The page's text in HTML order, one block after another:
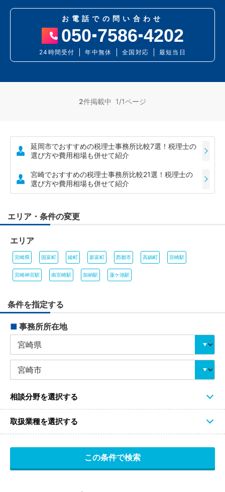
お電話での問い合わせ
050 7586 4202
24時間受付 年中無休 全国対応 最短当日
2件掲載中 1/1ページ
延岡市でおすすめの税理士事務所比較7選！税理士の
選び方や費用相場も併せて紹介
宮崎でおすすめの税理士事務所比較21選！税理士の
選び方や費用相場も併せて紹介
エリア・条件の変更
エリア
宮崎県 国富町 綾町 新富町 西都市 高鍋町 宮崎駅
宮崎神宮駅 南宮崎駅 加納駅 蓮ケ池駅
条件を指定する
■ 事務所所在地
相談分野を選択する
取扱業種を選択する